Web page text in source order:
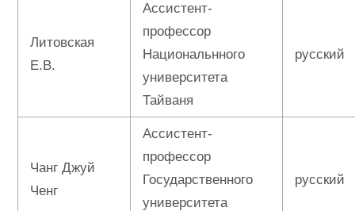
Литовская
Е.В.
Ассистент-
профессор
Национальнного
университета
Тайваня
русский
Чанг Джуй
Ченг
Ассистент-
профессор
Государственного
университета
русский